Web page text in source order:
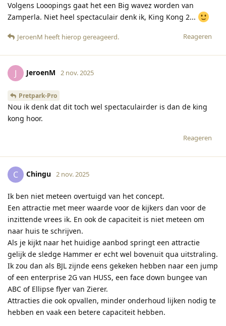
Volgens Looopings gaat het een Big wavez worden van
Zamperla. Niet heel spectaculair denk ik, King Kong 2...
Reageren
JeroenM heeft hierop gereageerd.
J JeroenM 2 nov. 2025
Pretpark-Pro
Nou ik denk dat dit toch wel spectaculairder is dan de king
kong hoor.
Reageren
C Chingu 2 nov. 2025
Ik ben niet meteen overtuigd van het concept.
Een attractie met meer waarde voor de kijkers dan voor de
inzittende vrees ik. En ook de capaciteit is niet meteen om
naar huis te schrijven.
Als je kijkt naar het huidige aanbod springt een attractie
gelijk de sledge Hammer er echt wel bovenuit qua uitstraling.
Ik zou dan als BJL zijnde eens gekeken hebben naar een jump
of een enterprise 2G van HUSS, een face down bungee van
ABC of Ellipse flyer van Zierer.
Attracties die ook opvallen, minder onderhoud lijken nodig te
hebben en vaak een betere capaciteit hebben.